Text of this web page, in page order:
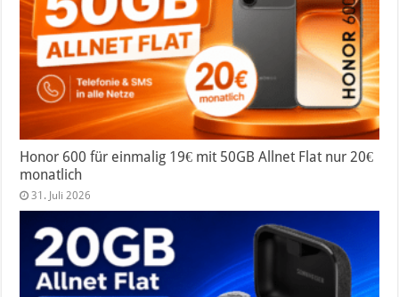
Honor 600 für einmalig 19€ mit 50GB Allnet Flat nur 20€
monatlich
31. Juli 2026